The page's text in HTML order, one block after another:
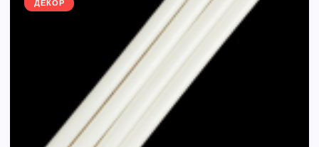
ДЕКОР